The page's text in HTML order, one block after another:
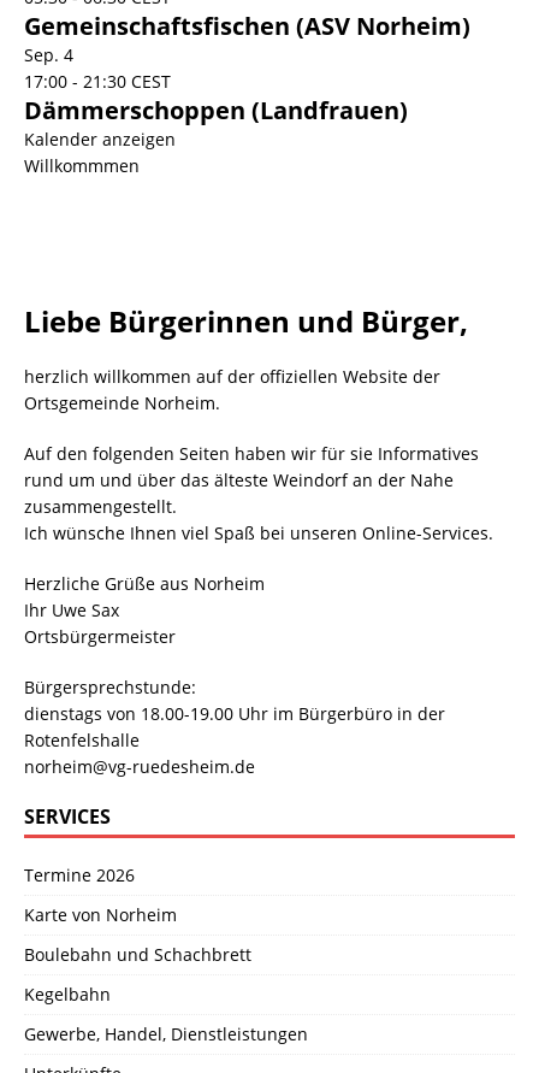
Gemeinschaftsfischen (ASV Norheim)
Sep. 4
17:00 - 21:30 CEST
Dämmerschoppen (Landfrauen)
Kalender anzeigen
Willkommmen
Liebe Bürgerinnen und Bürger,
herzlich willkommen auf der offiziellen Website der
Ortsgemeinde Norheim.
Auf den folgenden Seiten haben wir für sie Informatives
rund um und über das älteste Weindorf an der Nahe
zusammengestellt.
Ich wünsche Ihnen viel Spaß bei unseren Online-Services.
Herzliche Grüße aus Norheim
Ihr Uwe Sax
Ortsbürgermeister
Bürgersprechstunde:
dienstags von 18.00-19.00 Uhr im Bürgerbüro in der
Rotenfelshalle
norheim@vg-ruedesheim.de
SERVICES
Termine 2026
Karte von Norheim
Boulebahn und Schachbrett
Kegelbahn
Gewerbe, Handel, Dienstleistungen